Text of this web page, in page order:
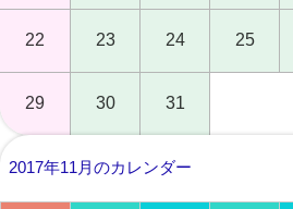
22 23 24 25
29 30 31
2017年11月のカレンダー